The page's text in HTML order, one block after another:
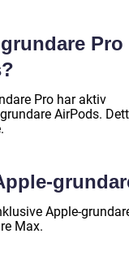
Pro
Pro har aktiv
AirPods.
Apple-
Max.